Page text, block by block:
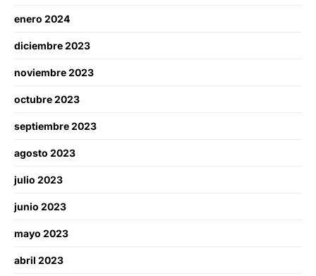
enero 2024
diciembre 2023
noviembre 2023
octubre 2023
septiembre 2023
agosto 2023
julio 2023
junio 2023
mayo 2023
abril 2023